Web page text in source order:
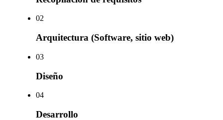
02
Arquitectura (Software, sitio web)
03
Diseño
04
Desarrollo